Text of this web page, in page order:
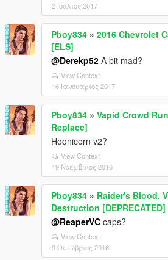
2 Ιούλιος 2017
Pboy834 » 2016 Chevrolet
[ELS]
@Derekp52 A bit mad?
View Context
16 Ιανουάριος 2017
Pboy834 » Vapid Crowd
Replace]
Hoonicorn v2?
View Context
19 Νοέμβριος 2016
Pboy834 » Raider's Blood,
Destruction [DEPRECATED]
@ReaperVC caps?
View Context
9 Οκτώβριος 2016